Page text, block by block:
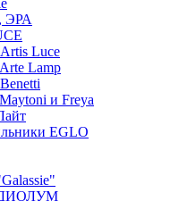
ЭРА
Luce
Lamp
и Freya
EGLO
ДИОЛУМ